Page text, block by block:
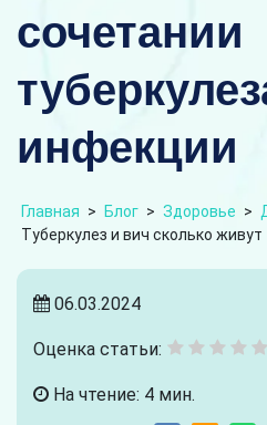
сочетании
инфекции
Главная > Блог > Здоровье >
Туберкулез и вич сколько живут
06.03.2024
Оценка статьи:
На чтение: 4 мин.